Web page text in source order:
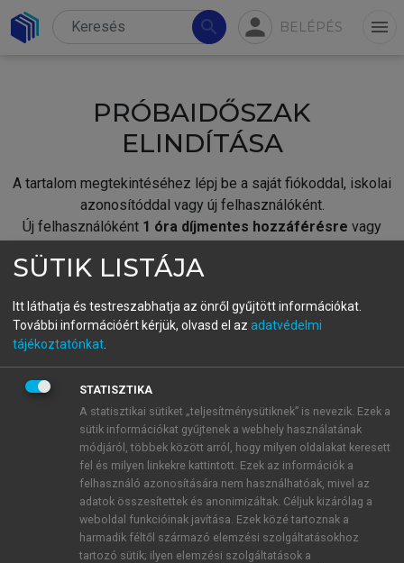
search person BELÉPÉS menu
PRÓBAIDŐSZAK
ELINDÍTÁSA
A tartalom megtekintéséhez lépj be a saját fiókoddal, iskolai
azonosítóddal vagy új felhasználóként.
Új felhasználóként 1 óra díjmentes hozzáférésre vagy
fiókoddal,vagy hozz létre új fiókot.
A regisztráció után apróbaidőszakautomatikusan
BELÉPÉS SAJÁT FIÓKKAL
ÚJ FIÓK LÉTREHOZÁSA
1 óra díjmentes hozzáférés
E-MAIL-CÍM
SÜTIK LISTÁJA
Itt láthatja és testreszabhatja az önről gyűjtött információkat.
További információért kérjük, olvasd el az adatvédelmi
tájékoztatónkat
STATISZTIKA
A statisztikai sütiket „teljesítménysütiknek” is nevezik. Ezek a
sütik információkat gyűjtenek a webhely használatának
módjáról, többek között arról, hogy milyen oldalakat keresett
fel és milyen linkekre kattintott. Ezek az információk a
felhasználó azonosítására nem használhatóak, mivel az
adatok összesítettek és anonimizáltak. Céljuk kizárólag a
weboldal funkcióinak javítása. Ezek közé tartoznak a
harmadik féltől származó elemzési szolgáltatásokhoz
tartozó sütik; ilyen elemzési szolgáltatások a